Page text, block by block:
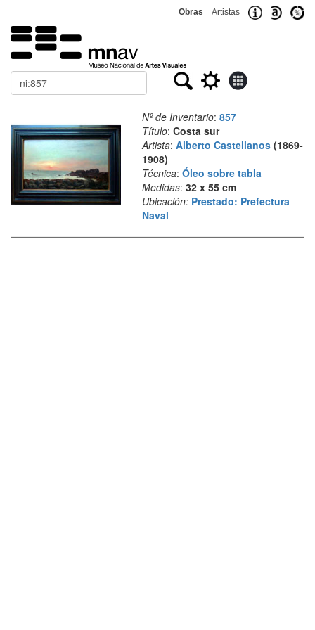
Obras Artistas
Buscar
Nº de Inventario: 857
Título: Costa sur
Artista: Alberto Castellanos(1869-
1908)
Técnica: Óleo sobre tabla
Medidas: 32 x 55 cm
Ubicación: Prestado: Prefectura
Naval